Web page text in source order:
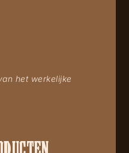
het werkelijke